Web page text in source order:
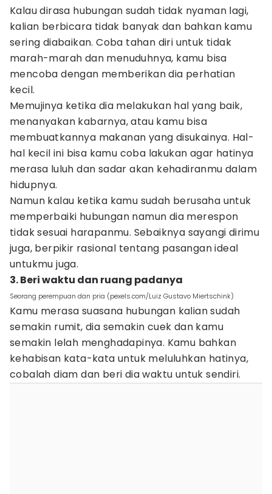
Kalau dirasa hubungan sudah tidak nyaman lagi,
kalian berbicara tidak banyak dan bahkan kamu
sering diabaikan. Coba tahan diri untuk tidak
marah-marah dan menuduhnya, kamu bisa
mencoba dengan memberikan dia perhatian
kecil.
Memujinya ketika dia melakukan hal yang baik,
menanyakan kabarnya, atau kamu bisa
membuatkannya makanan yang disukainya. Hal-
hal kecil ini bisa kamu coba lakukan agar hatinya
merasa luluh dan sadar akan kehadiranmu dalam
hidupnya.
Namun kalau ketika kamu sudah berusaha untuk
memperbaiki hubungan namun dia merespon
tidak sesuai harapanmu. Sebaiknya sayangi dirimu
juga, berpikir rasional tentang pasangan ideal
untukmu juga.
3. Beri waktu dan ruang padanya
Seorang perempuan dan pria (pexels.com/Luiz Gustavo Miertschink)
Kamu merasa suasana hubungan kalian sudah
semakin rumit, dia semakin cuek dan kamu
semakin lelah menghadapinya. Kamu bahkan
kehabisan kata-kata untuk meluluhkan hatinya,
cobalah diam dan beri dia waktu untuk sendiri.